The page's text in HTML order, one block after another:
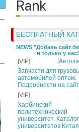
БЕСПЛАТНЫЙ
NEWS "Добавь сайт
и только у
[VIP] [
Запчасти для
автомобилей оптом.
Подробности на
[VIP]
Харбинский
политехнический
университет. Каталог
университетов Китая